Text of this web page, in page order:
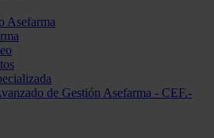
Asefarma
de Gestión Asefarma - CEF.-